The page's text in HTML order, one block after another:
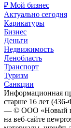
₽ Мой бизнес
Актуально сегодня
Карикатуры
Бизнес
Деньги
Недвижимость
Ленобласть
Транспорт
Туризм
Санкции
Информационная
старше 16 лет
— © ООО «Новый
на веб-сайте